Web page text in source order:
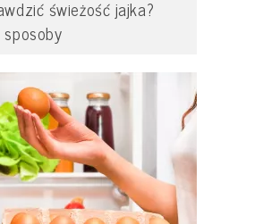
świeżość jajka?